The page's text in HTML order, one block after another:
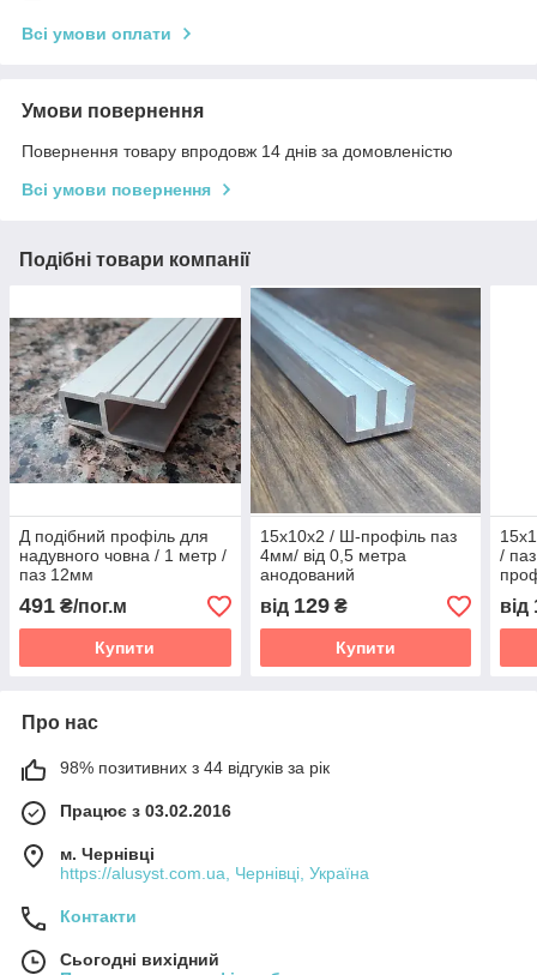
Всі умови оплати
Умови повернення
Повернення товару впродовж 14 днів за домовленістю
Всі умови повернення
Подібні товари компанії
Д подібний профіль для
надувного човна / 1 метр /
паз 12мм
491 ₴/пог.м
Купити
15х10х2 / Ш-профіль паз
4мм/ від 0,5 метра
анодований
від 129₴
Купити
/
від
Про нас
98% позитивних з 44 відгуків за рік
Працює з 03.02.2016
м. Чернівці
https://alusyst.com.ua, Чернівці, Україна
Контакти
Сьогодні вихідний